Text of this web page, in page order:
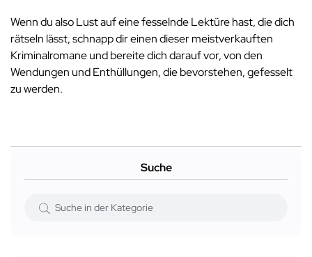
Wenn du also Lust auf eine fesselnde Lektüre hast, die dich
rätseln lässt, schnapp dir einen dieser meistverkauften
Kriminalromane und bereite dich darauf vor, von den
Wendungen und Enthüllungen, die bevorstehen, gefesselt
zu werden.
Suche